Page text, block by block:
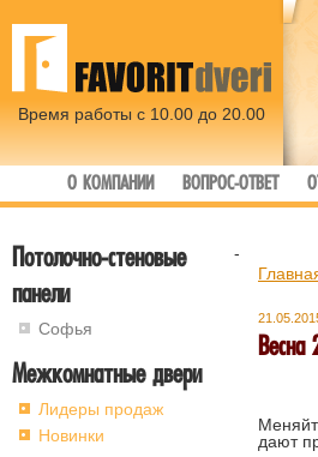
Время работы с 10.00 до 20.00
О КОМПАНИИ ВОПРОС-ОТВЕТ
-
Потолочно-стеновые
панели
Софья
Межкомнатные двери
Лидеры продаж
Новинки
Весна
дают